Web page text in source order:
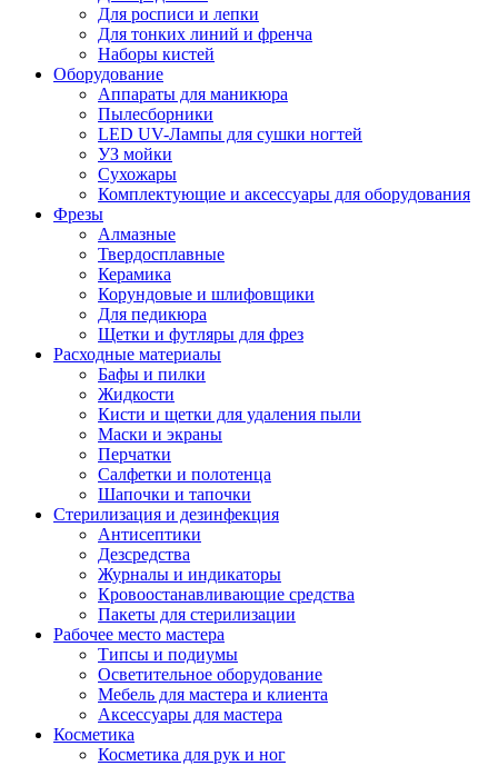
Для росписи и лепки
Для тонких линий и френча
Наборы кистей
Оборудование
Аппараты для маникюра
Пылесборники
LED UV-Лампы для сушки ногтей
УЗ мойки
Сухожары
Комплектующие и аксессуары для оборудования
Фрезы
Алмазные
Твердосплавные
Керамика
Корундовые и шлифовщики
Для педикюра
Щетки и футляры для фрез
Расходные материалы
Бафы и пилки
Жидкости
Кисти и щетки для удаления пыли
Маски и экраны
Перчатки
Салфетки и полотенца
Шапочки и тапочки
Стерилизация и дезинфекция
Антисептики
Дезсредства
Журналы и индикаторы
Кровоостанавливающие средства
Пакеты для стерилизации
Рабочее место мастера
Типсы и подиумы
Осветительное оборудование
Мебель для мастера и клиента
Аксессуары для мастера
Косметика
Косметика для рук и ног